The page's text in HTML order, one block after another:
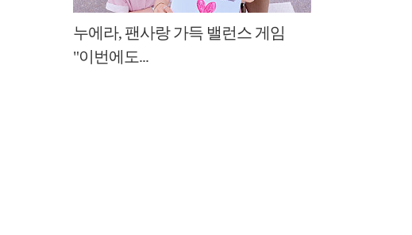
누에라, 팬사랑 가득 밸런스 게임
"이번에도...